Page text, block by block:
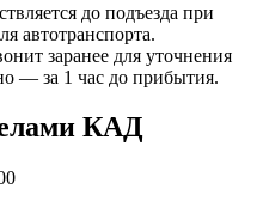
до подъезда при
автотранспорта.
заранее для уточнения
— за 1 час до прибытия.
КАД